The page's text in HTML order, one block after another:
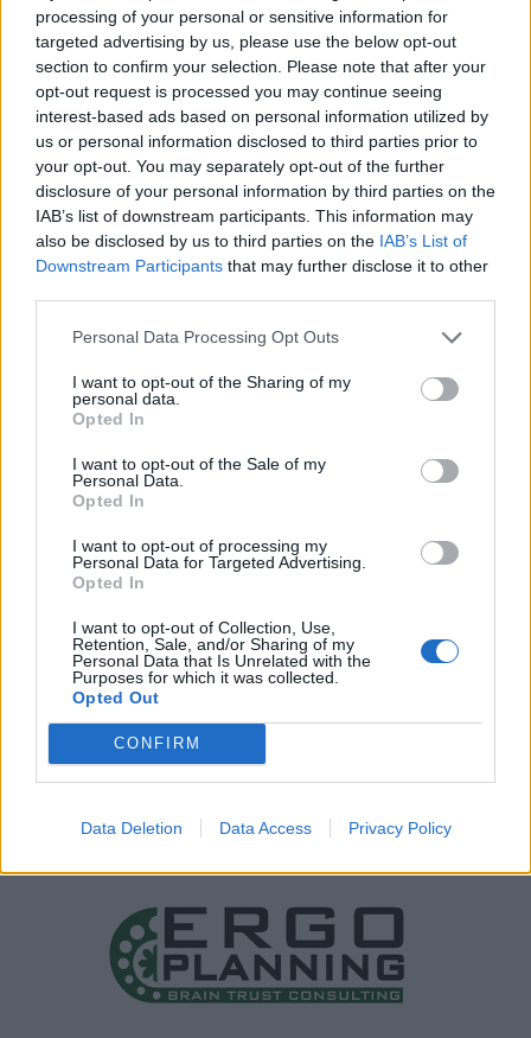
processing of your personal or sensitive information for
targeted advertising by us, please use the below opt-out
section to confirm your selection. Please note that after your
opt-out request is processed you may continue seeing
interest-based ads based on personal information utilized by
us or personal information disclosed to third parties prior to
your opt-out. You may separately opt-out of the further
disclosure of your personal information by third parties on the
IAB’s list of downstream participants. This information may
also be disclosed by us to third parties on the IAB’s List of
Downstream Participants that may further disclose it to other
Personal Data Processing Opt Outs
I want to opt-out of the Sharing of my
personal data.
Opted In
I want to opt-out of the Sale of my
Personal Data.
Opted In
I want to opt-out of processing my
Personal Data for Targeted Advertising.
Opted In
I want to opt-out of Collection, Use,
Retention, Sale, and/or Sharing of my
Personal Data that Is Unrelated with the
Purposes for which it was collected.
Opted Out
CONFIRM
Data Deletion Data Access Privacy Policy